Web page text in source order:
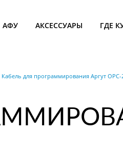
АФУ АКСЕССУАРЫ ГДЕ
Кабель для программирования Аргут OPC-